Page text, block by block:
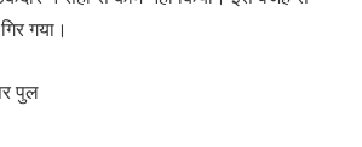
गया।
पुल